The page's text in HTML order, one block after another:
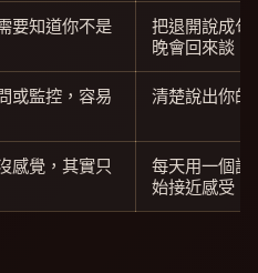
要知道你不是
把退開說成句
晚會回來談
或監控，容易
清楚說出你的
感覺，其實只
每天用一個詞
始接近感受